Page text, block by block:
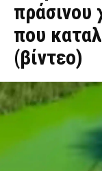
πράσινου
που
(βίντεο)